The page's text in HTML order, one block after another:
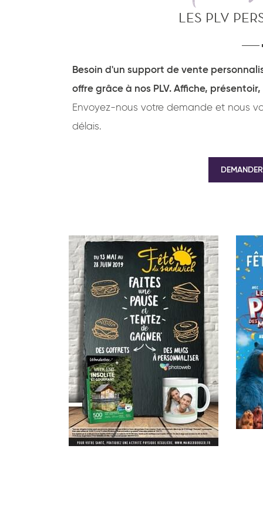
LES PLV
Besoin d'un support de vente
offre grâce à nos PLV. Affiche,
Envoyez-nous votre demande et nous
délais.